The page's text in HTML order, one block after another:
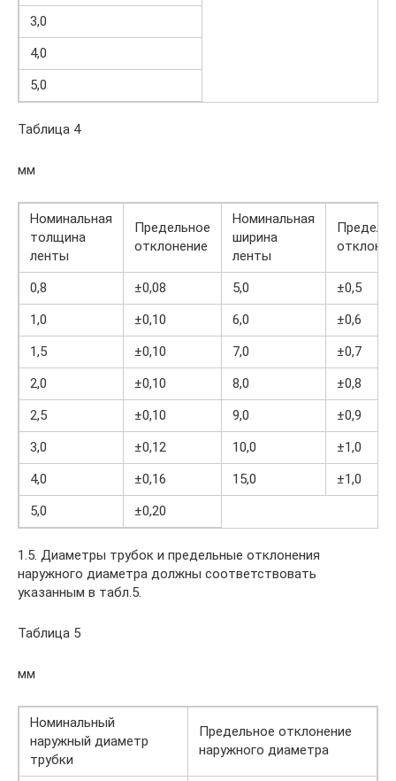
3,0
4,0
5,0
Таблица 4
мм
Номинальная
толщина
ленты
Предельное
отклонение
Номинальная
ширина
ленты
0,8 ±0,08 5,0
±0,5
1,0
±0,10 6,0
±0,6
1,5
±0,10 7,0
±0,7
2,0
±0,10 8,0
±0,8
2,5
±0,10 9,0
±0,9
3,0
±0,12 10,0
±1,0
4,0
±0,16 15,0
±1,0
5,0
±0,20
1.5. Диаметры трубок и предельные отклонения
наружного диаметра должны соответствовать
указанным в табл.5.
Таблица 5
мм
Номинальный
наружный диаметр
трубки
Предельное отклонение
наружного диаметра